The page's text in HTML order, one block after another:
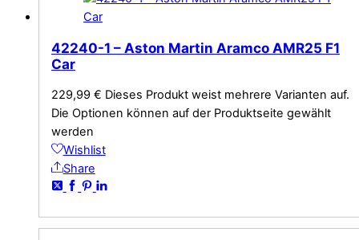
42240-1 – Aston Martin Aramco AMR25 F1
Car
229,99 € Dieses Produkt weist mehrere Varianten auf.
Die Optionen können auf der Produktseite gewählt
werden
Wishlist
Share